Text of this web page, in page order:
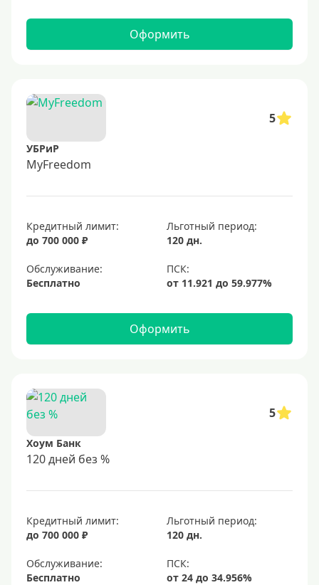
Оформить
5
УБРиР
MyFreedom
Кредитный лимит:
до 700 000 ₽
Льготный период:
120 дн.
Обслуживание:
Бесплатно
Оформить
5
Хоум Банк
120 дней без %
Кредитный лимит:
до 700 000 ₽
Льготный период:
120 дн.
Обслуживание:
Бесплатно